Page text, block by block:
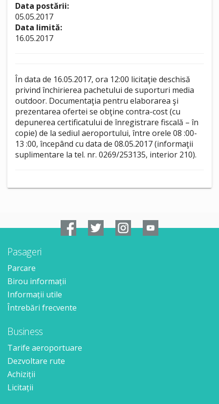
Data postării:
05.05.2017
Data limită:
16.05.2017
În data de 16.05.2017, ora 12:00 licitaţie deschisă
privind închirierea pachetului de suporturi media
outdoor. Documentaţia pentru elaborarea şi
prezentarea ofertei se obţine contra-cost (cu
depunerea certificatului de înregistrare fiscală – în
copie) de la sediul aeroportului, între orele 08 :00-
13 :00, începând cu data de 08.05.2017 (informaţii
suplimentare la tel. nr. 0269/253135, interior 210).
Pasageri
Parcare
Birou informații
Informații utile
Întrebări frecvente
Business
Tarife aeroportuare
Dezvoltare rute
Achiziții
Licitații